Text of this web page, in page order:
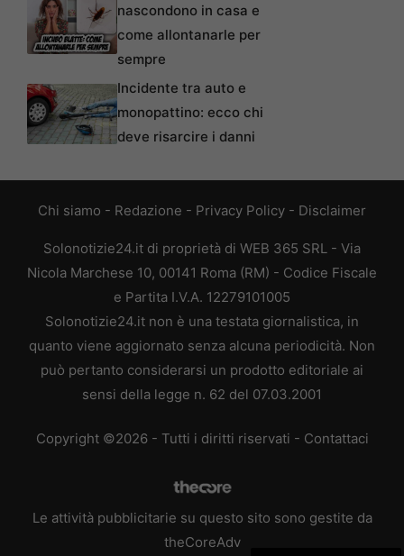
nascondono in casa e
come allontanarle per
sempre
Incidente tra auto e
monopattino: ecco chi
deve risarcire i danni
Chi siamo - Redazione - Privacy Policy - Disclaimer
Solonotizie24.it di proprietà di WEB 365 SRL - Via
Nicola Marchese 10, 00141 Roma (RM) - Codice Fiscale
e Partita I.V.A. 12279101005
Solonotizie24.it non è una testata giornalistica, in
quanto viene aggiornato senza alcuna periodicità. Non
può pertanto considerarsi un prodotto editoriale ai
sensi della legge n. 62 del 07.03.2001
Copyright ©2026 - Tutti i diritti riservati - Contattaci
Le attività pubblicitarie su questo sito sono gestite da
theCoreAdv